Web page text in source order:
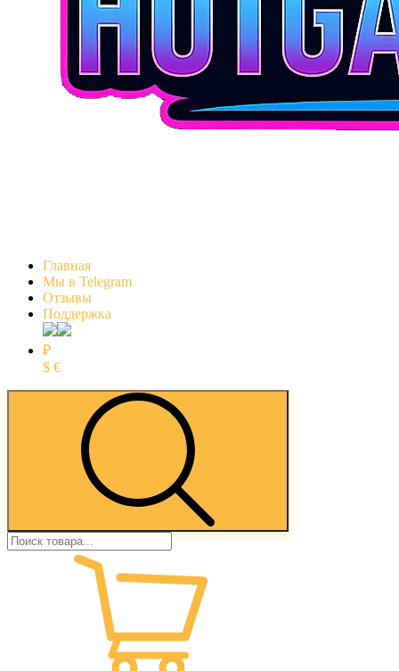
Главная
Мы в Telegram
Отзывы
Поддержка
₽
$ €